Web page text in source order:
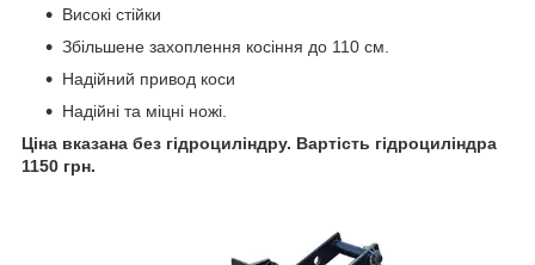
Високі стійки
Збільшене захоплення косіння до 110 см.
Надійний привод коси
Надійні та міцні ножі.
Ціна вказана без гідроциліндру. Вартість гідроциліндра
1150 грн.